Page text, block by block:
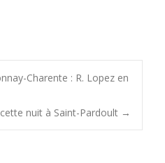
Charente : R. Lopez en
nuit à Saint-Pardoult →